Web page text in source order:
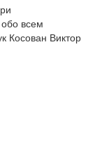
всем
Косован Виктор